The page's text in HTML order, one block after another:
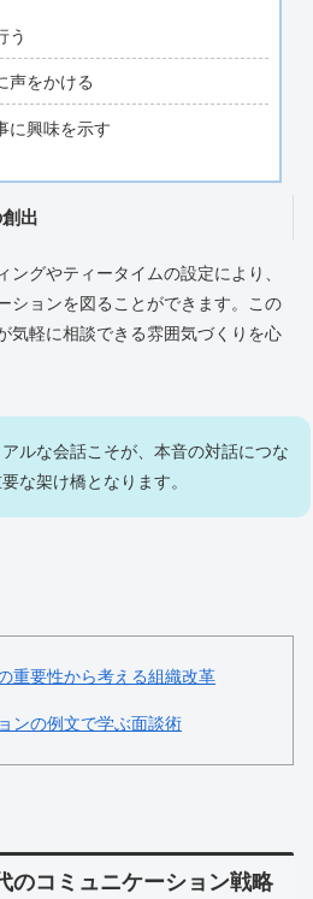
う
声をかける
に興味を示す
出
グやティータイムの設定により、
ションを図ることができます。この
気軽に相談できる雰囲気づくりを心
ルな会話こそが、本音の対話につな
な架け橋となります。
重要性から考える組織改革
ンの例文で学ぶ面談術
のコミュニケーション戦略